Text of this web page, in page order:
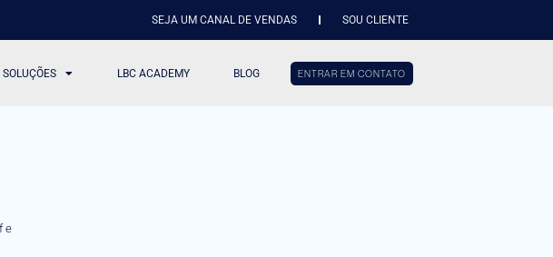
SEJA UM CANAL DE VENDAS SOU CLIENTE
SOLUÇÕES LBC ACADEMY BLOG ENTRAR EM CONTATO
e